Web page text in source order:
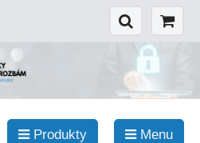
Produkty Menu